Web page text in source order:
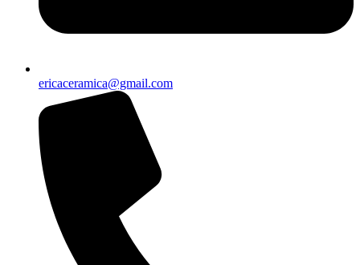
ericaceramica@gmail.com